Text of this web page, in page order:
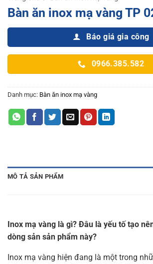
Bàn ăn inox mạ vàng TP
Báo giá gia công
0966.385.582
Danh mục: Bàn ăn inox mạ vàng
MÔ TẢ SẢN PHẨM
Inox mạ vàng là gì? Đâu là yếu tố tạo
dòng sản sản phẩm này?
Inox mạ vàng hiện đang là một trong